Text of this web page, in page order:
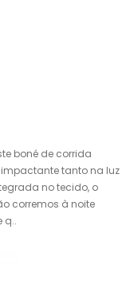
boné de corrida
tanto na luz
no tecido, o
corremos à noite
q..